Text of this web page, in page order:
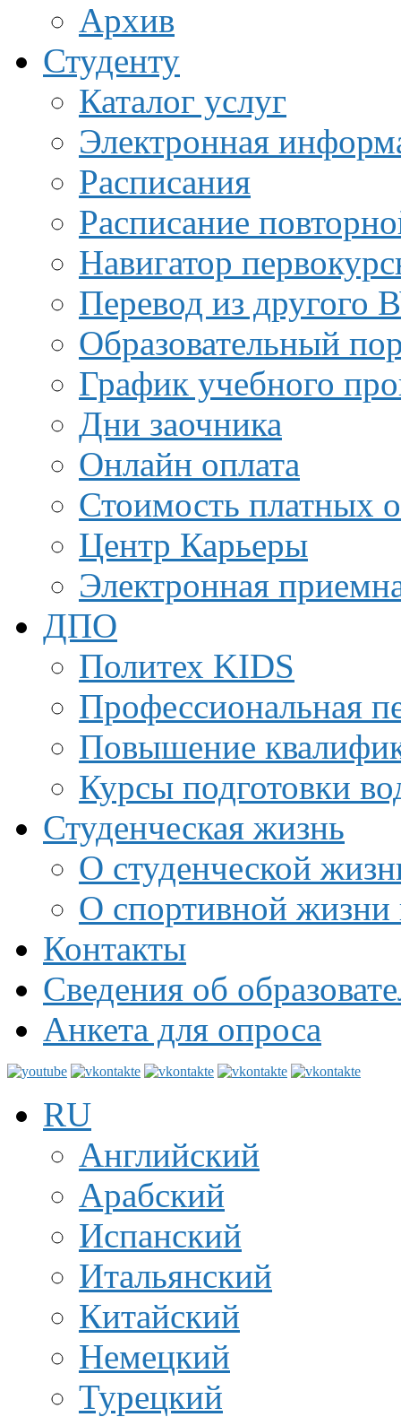
Архив
Студенту
Каталог услуг
Электронная
Расписания
Расписание
Навигатор
Перевод из другого
Образовательный
График учебного
Дни заочника
Онлайн оплата
Стоимость платных
Центр Карьеры
Электронная
ДПО
Политех KIDS
Профессиональная
Повышение
Курсы подготовки
Студенческая жизнь
О студенческой
О спортивной жизни
Контакты
Сведения об
Анкета для опроса
RU
Английский
Арабский
Испанский
Итальянский
Китайский
Немецкий
Турецкий